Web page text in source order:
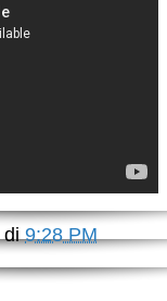
di9:28 PM